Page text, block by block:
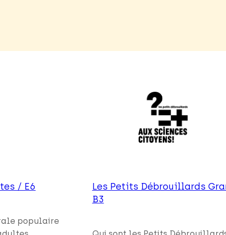
/ E6
populaire
Les Petits Débrouillards
B3